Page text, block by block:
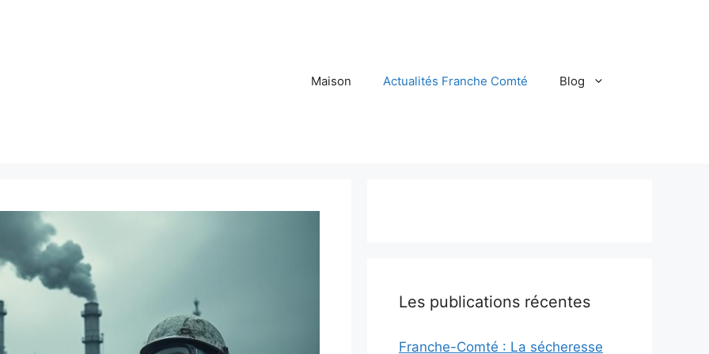
Maison Actualités Franche Comté Blog
Les publications récentes
Franche-Comté : La sécheresse